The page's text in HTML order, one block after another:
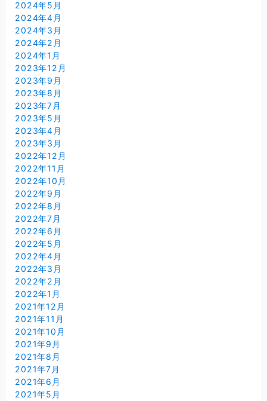
2024年5月
2024年4月
2024年3月
2024年2月
2024年1月
2023年12月
2023年9月
2023年8月
2023年7月
2023年5月
2023年4月
2023年3月
2022年12月
2022年11月
2022年10月
2022年9月
2022年8月
2022年7月
2022年6月
2022年5月
2022年4月
2022年3月
2022年2月
2022年1月
2021年12月
2021年11月
2021年10月
2021年9月
2021年8月
2021年7月
2021年6月
2021年5月